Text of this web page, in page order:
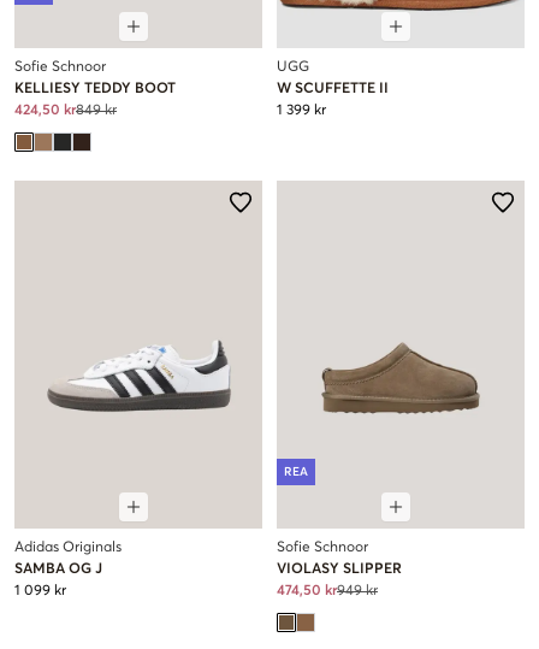
Sofie Schnoor
KELLIESY TEDDY BOOT
424,50 kr849 kr
UGG
W SCUFFETTE II
1 399 kr
Adidas Originals
SAMBA OG J
1 099 kr
REA
Sofie Schnoor
VIOLASY SLIPPER
474,50 kr949 kr